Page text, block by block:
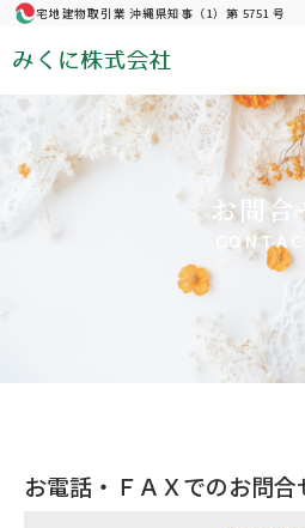
宅地建物取引業 沖縄県知事（1）第 5751 号
みくに株式会社
お問合
お電話・ＦＡＸでのお問合